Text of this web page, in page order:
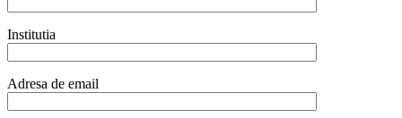
Institutia
Adresa de email